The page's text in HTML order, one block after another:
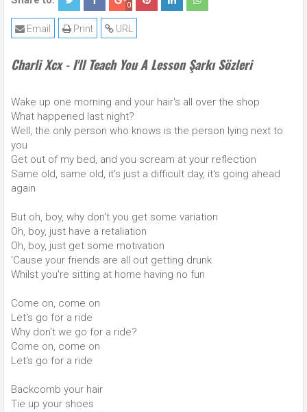
0
URL
Print
Email
Charli Xcx - I'll Teach You A Lesson Şarkı Sözleri
Wake up one morning and your hair's all over the shop
What happened last night?
Well, the only person who knows is the person lying next to
you
Get out of my bed, and you scream at your reflection
Same old, same old, it's just a difficult day, it's going ahead
again
But oh, boy, why don't you get some variation
Oh, boy, just have a retaliation
Oh, boy, just get some motivation
'Cause your friends are all out getting drunk
Whilst you're sitting at home having no fun
Come on, come on
Let's go for a ride
Why don't we go for a ride?
Come on, come on
Let's go for a ride
Backcomb your hair
Tie up your shoes